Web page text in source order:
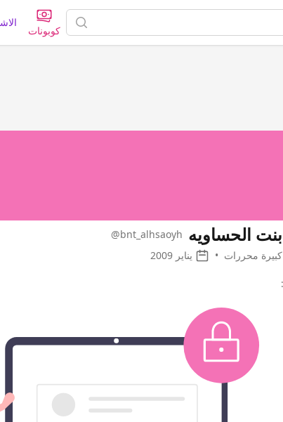
كوبونات
بنت الحساويه @bnt_alhsaoyh
كبيرة محررات • يناير 2009